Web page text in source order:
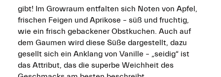
gibt! Im Growraum entfalten sich Noten von Apfel,
frischen Feigen und Aprikose – süß und fruchtig,
wie ein frisch gebackener Obstkuchen. Auch auf
dem Gaumen wird diese Süße dargestellt, dazu
gesellt sich ein Anklang von Vanille – „seidig“ ist
das Attribut, das die superbe Weichheit des